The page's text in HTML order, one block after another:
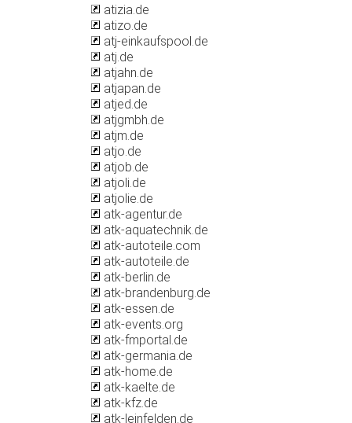
atizia.de
atizo.de
atj-einkaufspool.de
atj.de
atjahn.de
atjapan.de
atjed.de
atjgmbh.de
atjm.de
atjo.de
atjob.de
atjoli.de
atjolie.de
atk-agentur.de
atk-aquatechnik.de
atk-autoteile.com
atk-autoteile.de
atk-berlin.de
atk-brandenburg.de
atk-essen.de
atk-events.org
atk-fmportal.de
atk-germania.de
atk-home.de
atk-kaelte.de
atk-kfz.de
atk-leinfelden.de